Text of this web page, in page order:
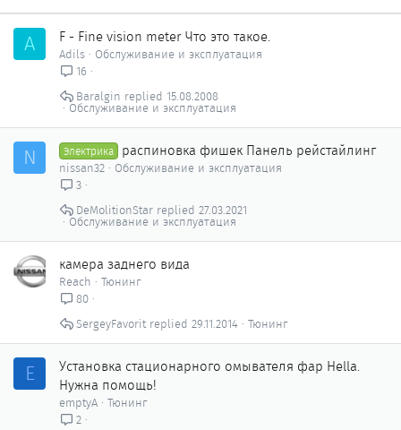
A F - Fine vision meter Что это такое.
Adils
Обслуживание и эксплуатация
16
Обслуживание и эксплуатация
15.08.2008
Baralgin
N Электрика распиновка фишек Панель рейстайлинг
nissan32
Обслуживание и эксплуатация
3
Обслуживание и эксплуатация
27.03.2021
DeMolitionStar
камера заднего вида
Reach
Тюнинг
80
Тюнинг
29.11.2014
SergeyFavorit
E
Установка стационарного омывателя фар Hella.
Нужна помощь!
emptyA Тюнинг
2